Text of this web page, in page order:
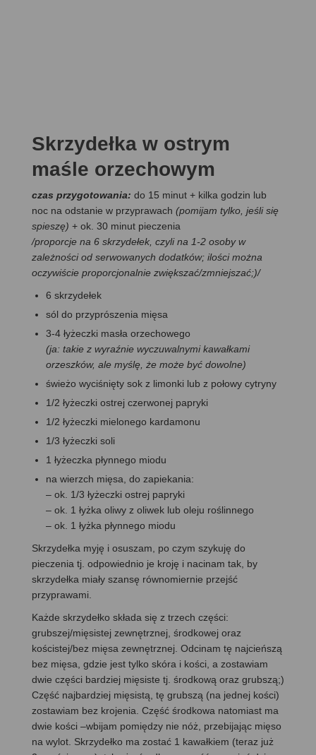
Skrzydełka w ostrym
maśle orzechowym
czas przygotowania: do 15 minut + kilka godzin lub
noc na odstanie w przyprawach (pomijam tylko, jeśli się
spieszę) + ok. 30 minut pieczenia
/proporcje na 6 skrzydełek, czyli na 1-2 osoby w
zależności od serwowanych dodatków; ilości można
oczywiście proporcjonalnie zwiększać/zmniejszać;)/
6 skrzydełek
sól do przyprószenia mięsa
3-4 łyżeczki masła orzechowego
(ja: takie z wyraźnie wyczuwalnymi kawałkami
orzeszków, ale myślę, że może być dowolne)
świeżo wyciśnięty sok z limonki lub z połowy cytryny
1/2 łyżeczki ostrej czerwonej papryki
1/2 łyżeczki mielonego kardamonu
1/3 łyżeczki soli
1 łyżeczka płynnego miodu
na wierzch mięsa, do zapiekania:
– ok. 1/3 łyżeczki ostrej papryki
– ok. 1 łyżka oliwy z oliwek lub oleju roślinnego
– ok. 1 łyżka płynnego miodu
Skrzydełka myję i osuszam, po czym szykuję do
pieczenia tj. odpowiednio je kroję i nacinam tak, by
skrzydełka miały szansę równomiernie przejść
przyprawami.
Każde skrzydełko składa się z trzech części:
grubszej/mięsistej zewnętrznej, środkowej oraz
kościstej/bez mięsa zewnętrznej. Odcinam tę najcieńszą
bez mięsa, gdzie jest tylko skóra i kości, a zostawiam
dwie części bardziej mięsiste tj. środkową oraz grubszą;)
Część najbardziej mięsistą, tę grubszą (na jednej kości)
zostawiam bez krojenia. Część środkowa natomiast ma
dwie kości –wbijam pomiędzy nie nóż, przebijając mięso
na wylot. Skrzydełko ma zostać 1 kawałkiem (teraz już